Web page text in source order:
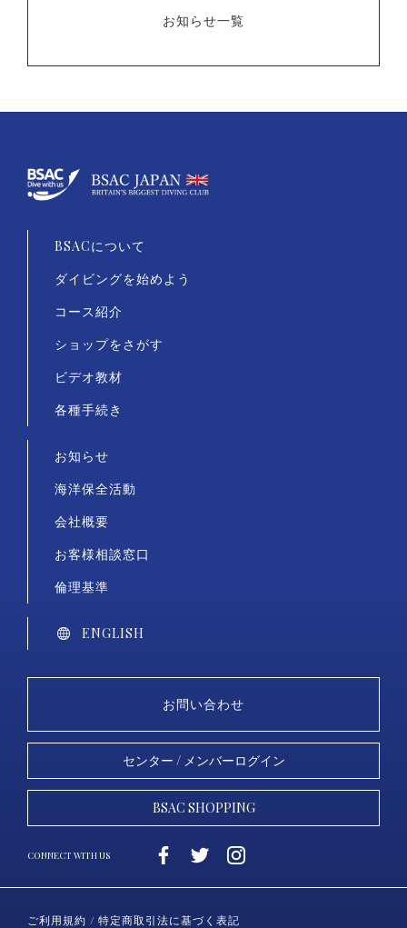
お知らせ一覧
BSACについて
ダイビングを始めよう
コース紹介
ショップをさがす
ビデオ教材
各種手続き
お知らせ
海洋保全活動
会社概要
お客様相談窓口
倫理基準
ENGLISH
お問い合わせ
センター / メンバーログイン
BSAC SHOPPING
ご利用規約 / 特定商取引法に基づく表記